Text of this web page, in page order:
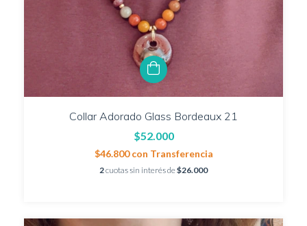
Collar Adorado Glass Bordeaux 21
$52.000
$46.800con Transferencia
2cuotas sin interés de$26.000